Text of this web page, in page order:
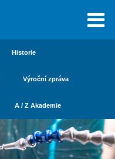
Historie
Výroční zpráva
A / Z Akademie